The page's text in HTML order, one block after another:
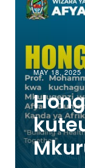
MAY 18, 2025